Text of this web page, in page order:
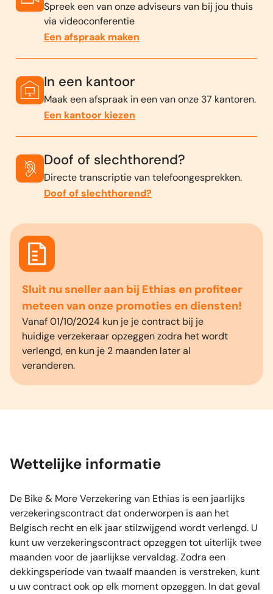
Spreek een van onze adviseurs van bij jou thuis
via videoconferentie
Een afspraak maken
In een kantoor
Maak een afspraak in een van onze 37 kantoren.
Een kantoor kiezen
Doof of slechthorend?
Directe transcriptie van telefoongesprekken.
Doof of slechthorend?
Sluit nu sneller aan bij Ethias en profiteer
meteen van onze promoties en diensten!
Vanaf 01/10/2024 kun je je contract bij je
huidige verzekeraar opzeggen zodra het wordt
verlengd, en kun je 2 maanden later al
veranderen.
Wettelijke informatie
De Bike & More Verzekering van Ethias is een jaarlijks
verzekeringscontract dat onderworpen is aan het
Belgisch recht en elk jaar stilzwijgend wordt verlengd. U
kunt uw verzekeringscontract opzeggen tot uiterlijk twee
maanden voor de jaarlijkse vervaldag. Zodra een
dekkingsperiode van twaalf maanden is verstreken, kunt
u uw contract ook op elk moment opzeggen. In dat geval